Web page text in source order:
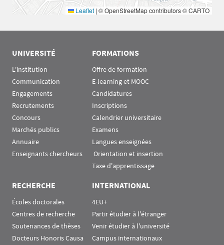
Leaflet | © OpenStreetMap contributors © CARTO
UNIVERSITÉ
L'institution
Communication
Engagements
Recrutements
Concours
Marchés publics
Annuaire
Enseignants chercheurs
FORMATIONS
Offre de formation
E-learning et MOOC
Candidatures
Inscriptions
Calendrier universitaire
Examens
Langues enseignées
Orientation et insertion
Taxe d'apprentissage
RECHERCHE
Écoles doctorales
Centres de recherche
Soutenances de thèses
Docteurs Honoris Causa
INTERNATIONAL
4EU+
Partir étudier à l'étranger
Venir étudier à l'université
Campus internationaux